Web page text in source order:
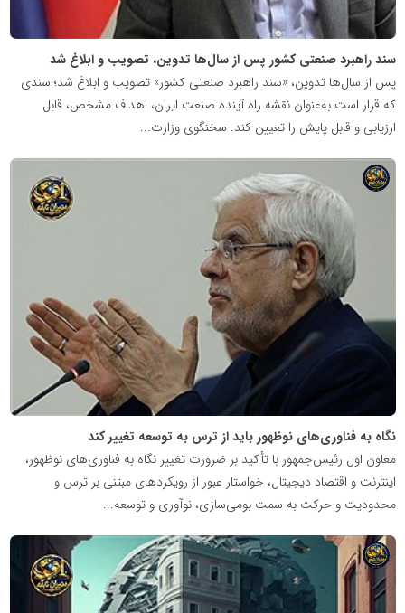
سند راهبرد صنعتی کشور پس از سال‌ها تدوین، تصویب و ابلاغ شد
پس از سال‌ها تدوین، «سند راهبرد صنعتی کشور» تصویب و ابلاغ شد؛ سندی
که قرار است به‌عنوان نقشه راه آینده صنعت ایران، اهداف مشخص، قابل
ارزیابی و قابل پایش را تعیین کند. سخنگوی وزارت...
نگاه به فناوری‌های نوظهور باید از ترس به توسعه تغییر کند
معاون اول رئیس‌جمهور با تأکید بر ضرورت تغییر نگاه به فناوری‌های نوظهور،
اینترنت و اقتصاد دیجیتال، خواستار عبور از رویکردهای مبتنی بر ترس و
محدودیت و حرکت به سمت بومی‌سازی، نوآوری و توسعه...
شبکه
خبری